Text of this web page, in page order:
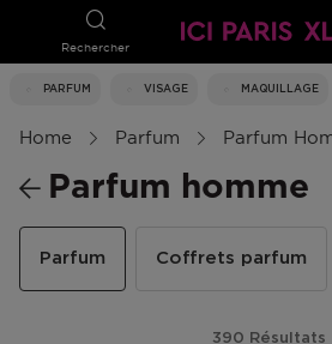
Rechercher
PARFUM VISAGE MAQUILLAGE
Home Parfum Parfum
Parfum homme
Parfum Coffrets parfum
390 Résultats